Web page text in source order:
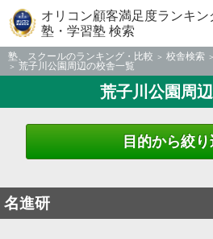
オリコン顧客満足度ランキン
塾・学習塾 検索
塾、スクールのランキング・比較 校舎検索
荒子川公園周辺の校舎一覧
荒子川公園周
目的から絞
名進研